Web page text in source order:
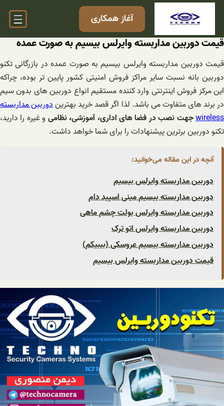
رفتن
آغاز همکاری
قیمت دوربین مداربسته وایرلس بیسیم به صورت عمده
قیمت دوربین مداربسته وایرلس بیسیم به صورت عمده در بازرگانی تکنو
دوربین بانه نسبت سایر مراکز فروش امنیتی کشور پایین تر بوده، چراکه
این مرکز فروش اینترنتی وارد کننده مستقیم انواع دوربین های بدون سیم
در برند های متفاوت می باشد. لذا اگر قصد خرید بهتریندوربین مداربسته
wirelessجهت نصب در فضا های اداری، آموزشی، نظامی و غیره را دارید،
تکنو دوربین برترین پیشنهادات را برای شما خواهد داشت.
آنچه در این مقاله می‌خوانید:
دوربین مداربسته وایرلس بیسیم
دوربین مداربسته بیسیم مینی اسپید دام
دوربین مداربسته وایرلس بولت چشم ماهی
دوربین مداربسته وایرلس اتو ترک
دوربین مداربسته بیسیم عروسکی (بیبیکم)
قیمت دوربین مداربسته وایرلس بیسیم